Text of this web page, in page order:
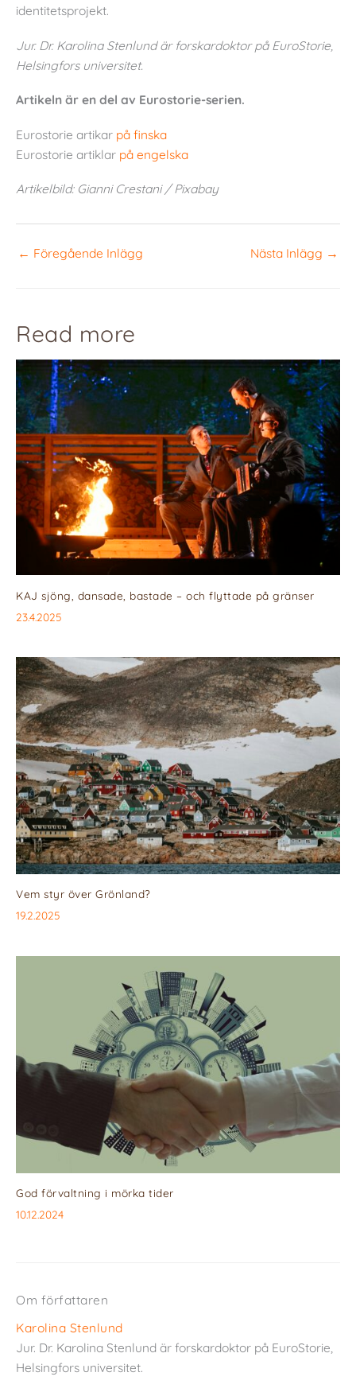
identitetsprojekt.
Jur. Dr. Karolina Stenlund är forskardoktor på EuroStorie,
Helsingfors universitet.
Artikeln är en del av Eurostorie-serien.
Eurostorie artikar på finska
Eurostorie artiklar på engelska
Artikelbild: Gianni Crestani / Pixabay
← Föregående Inlägg Nästa Inlägg →
Read more
KAJ sjöng, dansade, bastade – och flyttade på gränser
23.4.2025
Vem styr över Grönland?
19.2.2025
God förvaltning i mörka tider
10.12.2024
Om författaren
Karolina Stenlund
Jur. Dr. Karolina Stenlund är forskardoktor på EuroStorie,
Helsingfors universitet.